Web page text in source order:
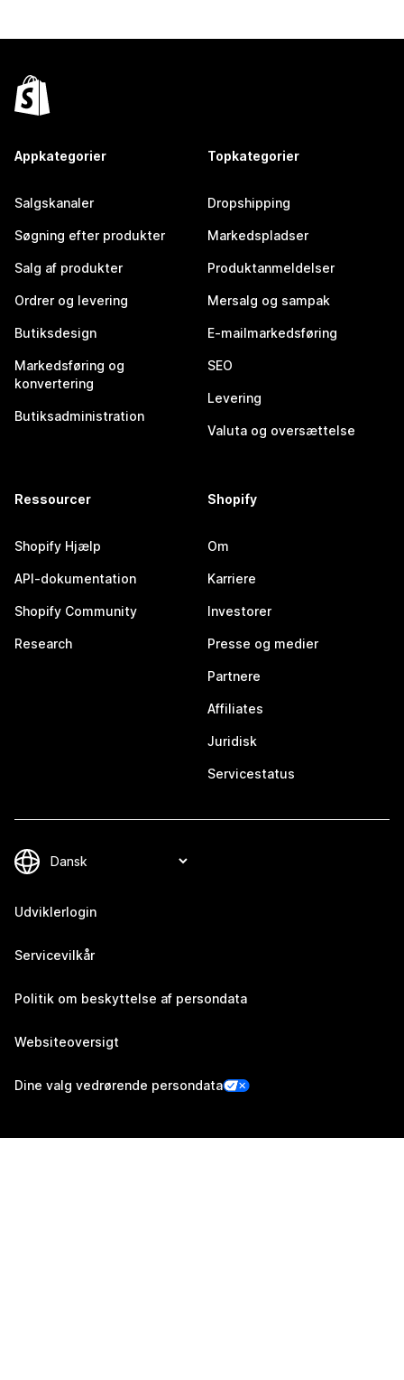
Appkategorier
Salgskanaler
Søgning efter produkter
Salg af produkter
Ordrer og levering
Butiksdesign
Markedsføring og
konvertering
Butiksadministration
Topkategorier
Dropshipping
Markedspladser
Produktanmeldelser
Mersalg og sampak
E-mailmarkedsføring
SEO
Levering
Valuta og oversættelse
Ressourcer
Shopify Hjælp
API-dokumentation
Shopify Community
Research
Shopify
Om
Karriere
Investorer
Presse og medier
Partnere
Affiliates
Juridisk
Servicestatus
Udviklerlogin
Servicevilkår
Politik om beskyttelse af persondata
Websiteoversigt
Dine valg vedrørende persondata